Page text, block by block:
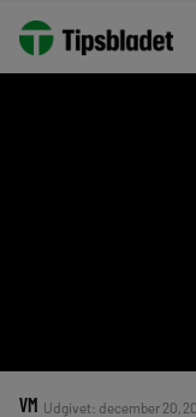
VM Udgivet: december 20,